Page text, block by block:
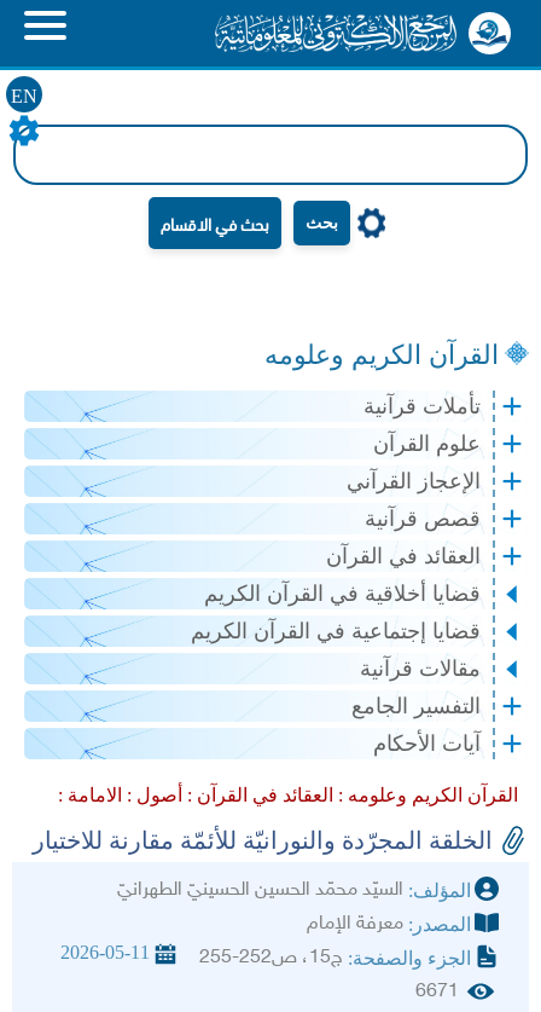
EN
بحث
القرآن الكريم وعلومه
تأملات قرآنية
علوم القرآن
الإعجاز القرآني
قصص قرآنية
العقائد في القرآن
قضايا أخلاقية في القرآن الكريم
قضايا إجتماعية في القرآن الكريم
مقالات قرآنية
التفسير الجامع
آيات الأحكام
القرآن الكريم وعلومه : العقائد في القرآن : أصول : الامامة :
الخلقة المجرّدة والنورانيّة للأئمّة مقارنة للاختيار
المؤلف: السيّد محمّد الحسين الحسينيّ الطهرانيّ‏
المصدر: معرفة الإمام
الجزء والصفحة: ج15، ص252-255 2026-05-11
6671